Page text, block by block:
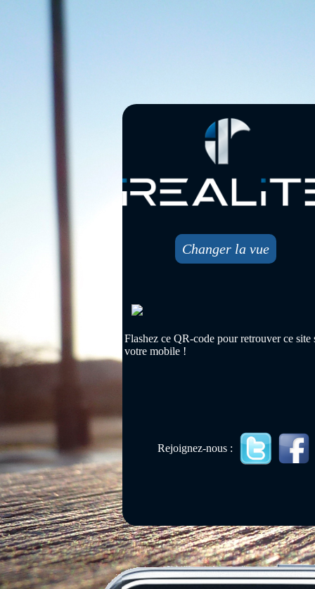
Changer la vue
Flashez ce QR-code pour retrouver ce site
votre mobile !
Rejoignez-nous :